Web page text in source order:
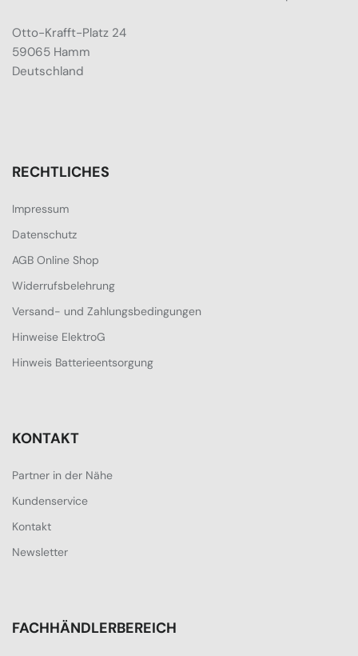
Otto-Krafft-Platz 24
59065 Hamm
Deutschland
RECHTLICHES
Impressum
Datenschutz
AGB Online Shop
Widerrufsbelehrung
Versand- und Zahlungsbedingungen
Hinweise ElektroG
Hinweis Batterieentsorgung
KONTAKT
Partner in der Nähe
Kundenservice
Kontakt
Newsletter
FACHHÄNDLERBEREICH